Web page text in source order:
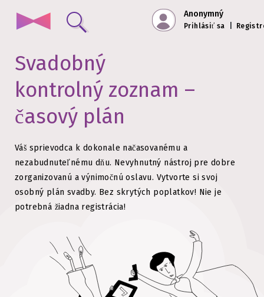
Anonymný
Prihlásiť sa
Svadobný
kontrolný zoznam –
časový plán
Váš sprievodca k dokonale načasovanému a
nezabudnuteľnému dňu. Nevyhnutný nástroj pre dobre
zorganizovanú a výnimočnú oslavu. Vytvorte si svoj
osobný plán svadby. Bez skrytých poplatkov! Nie je
potrebná žiadna registrácia!